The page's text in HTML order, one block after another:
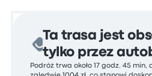
Ta trasa jest
tylko przez
Podróż trwa około 17 godz. 45